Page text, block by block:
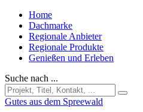
Home
Dachmarke
Regionale Anbieter
Regionale Produkte
Genießen und Erleben
Suche nach ...
Gutes aus dem Spreewald